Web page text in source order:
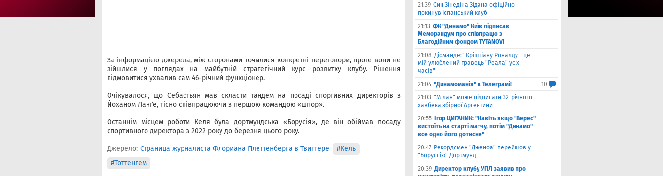
За інформацією джерела, між сторонами точилися конкретні переговори, проте вони не
зійшлися у поглядах на майбутній стратегічний курс розвитку клубу. Рішення
відмовитися ухвалив сам 46-річний функціонер.
Очікувалося, що Себастьян мав скласти тандем на посаді спортивних директорів з
Йоханом Ланґе, тісно співпрацюючи з першою командою «шпор».
Останнім місцем роботи Келя була дортмундська «Борусія», де він обіймав посаду
спортивного директора з 2022 року до березня цього року.
Джерело: Страница журналиста Флориана Плеттенберга в Твиттере
#Кель
#Тоттенгем
21:39 Син Зінедіна Зідана офіційно
покинув іспанський клуб
21:13 ФК "Динамо" Київ підписав
Меморандум про співпрацю з
Благодійним фондом TYTANOVI
21:08 Діоманде: "Кріштіану Роналду - це
мій улюблений гравець "Реала" усіх
часів"
21:04 "Динамоманія" в Телеграмі!
10
21:03 "Мілан" може підписати 32-річного
хавбека збірної Аргентини
20:55
Ігор ЦИГАНИК: "Навіть якщо "Верес"
вистоїть на старті матчу, потім "Динамо"
все одно його дотисне"
20:47 Рекордсмен "Дженоа" перейшов у
"Боруссію" Дортмунд
20:39 Директор клубу УПЛ заявив про